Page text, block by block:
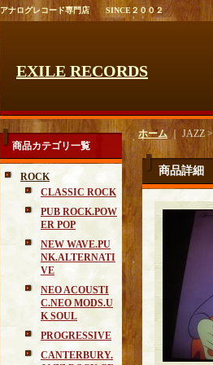
アナログレコード専門店 SINCE２００２
EXILE RECORDS
商品カテゴリ一覧
ROCK
CLASSIC ROCK
PUB ROCK.POW
ER POP
NEW WAVE.PU
NK.ALTERNATI
VE
NEO ACOUSTI
C.NEO MODS.U
K SOUL
PROGRESSIVE
CANTERBURY.
ホーム｜ JAZZ >
商品詳細